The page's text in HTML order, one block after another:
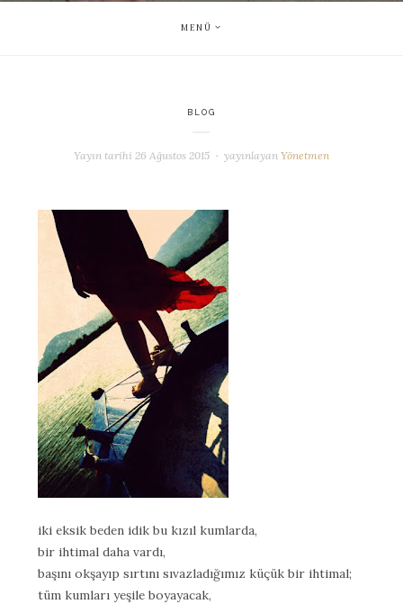
MENÜ
BLOG
Yayın tarihi 26 Ağustos 2015 yayınlayanYönetmen
iki eksik beden idik bu kızıl kumlarda,
bir ihtimal daha vardı,
başını okşayıp sırtını sıvazladığımız küçük bir ihtimal;
tüm kumları yeşile boyayacak,